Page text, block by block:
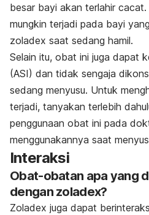
besar bayi akan terlahir
mungkin terjadi pada bayi
zoladex saat sedang hamil.
Selain itu, obat ini juga dapat
(ASI) dan tidak sengaja
sedang menyusu. Untuk
terjadi, tanyakan terlebih
penggunaan obat ini pada
menggunakannya saat
Interaksi
Obat-obatan apa yang
dengan zoladex?
Zoladex juga dapat